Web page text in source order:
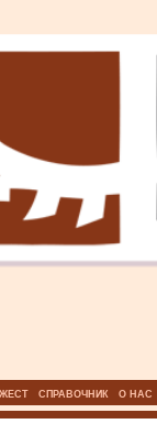
СПРАВОЧНИК О НАС